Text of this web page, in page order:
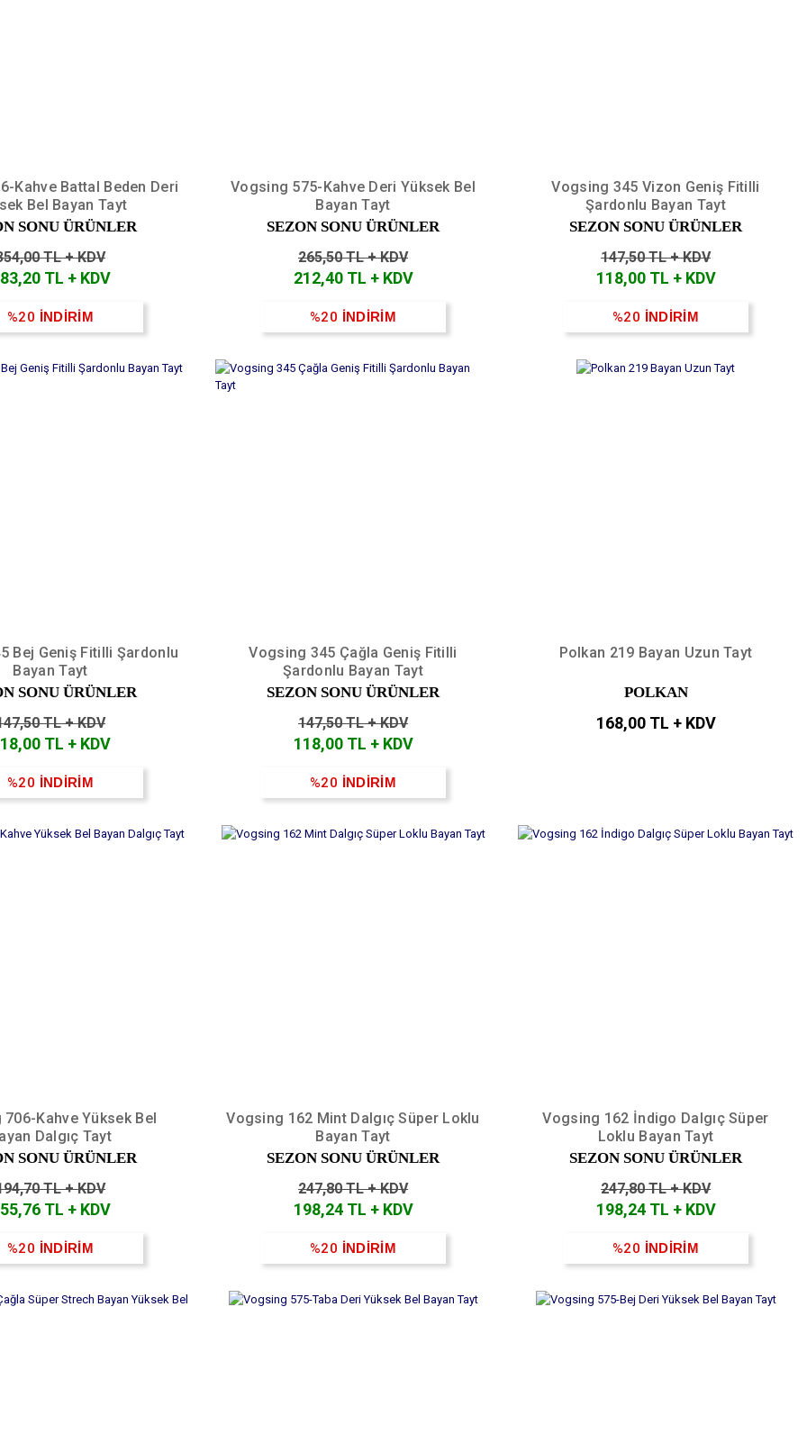
Kahve Battal Beden Deri
Bel Bayan Tayt
SONU ÜRÜNLER
TL + KDV
TL + KDV
%20 İNDİRİM
Vogsing 575-Kahve Deri Yüksek Bel
Bayan Tayt
SEZON SONU ÜRÜNLER
265,50 TL + KDV
212,40 TL + KDV
%20 İNDİRİM
Vogsing 345 Vizon Geniş Fitilli
Şardonlu Bayan Tayt
SEZON SONU ÜRÜNLER
147,50 TL + KDV
118,00 TL + KDV
%20 İNDİRİM
Bej Geniş Fitilli Şardonlu
Bayan Tayt
SONU ÜRÜNLER
TL + KDV
TL + KDV
%20 İNDİRİM
Vogsing 345 Çağla Geniş Fitilli
Şardonlu Bayan Tayt
SEZON SONU ÜRÜNLER
147,50 TL + KDV
118,00 TL + KDV
%20 İNDİRİM
Polkan 219 Bayan Uzun Tayt
POLKAN
168,00 TL + KDV
Kahve Yüksek Bel
Dalgıç Tayt
SONU ÜRÜNLER
TL + KDV
TL + KDV
%20 İNDİRİM
Vogsing 162 Mint Dalgıç Süper Loklu
Bayan Tayt
SEZON SONU ÜRÜNLER
247,80 TL + KDV
198,24 TL + KDV
%20 İNDİRİM
Vogsing 162 İndigo Dalgıç Süper
Loklu Bayan Tayt
SEZON SONU ÜRÜNLER
247,80 TL + KDV
198,24 TL + KDV
%20 İNDİRİM